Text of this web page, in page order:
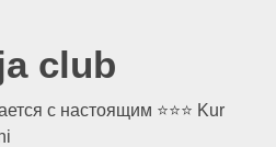
club
с настоящим ⭐⭐⭐ Kur